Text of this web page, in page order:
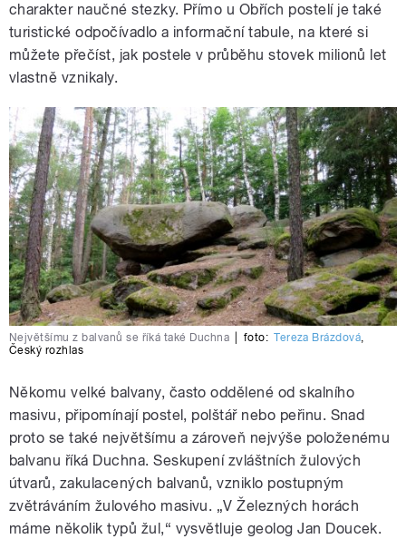
charakter naučné stezky. Přímo u Obřích postelí je také
turistické odpočívadlo a informační tabule, na které si
můžete přečíst, jak postele v průběhu stovek milionů let
vlastně vznikaly.
Největšímu z balvanů se říká také Duchna foto: Tereza Brázdová,
Český rozhlas
Někomu velké balvany, často oddělené od skalního
masivu, připomínají postel, polštář nebo peřinu. Snad
proto se také největšímu a zároveň nejvýše položenému
balvanu říká Duchna. Seskupení zvláštních žulových
útvarů, zakulacených balvanů, vzniklo postupným
zvětráváním žulového masivu. „V Železných horách
máme několik typů žul,“ vysvětluje geolog Jan Doucek.